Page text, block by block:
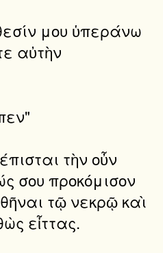
μου ὑπεράνω
αὐτὴν
τὴν οὖν
σου προκόμισον
τῷ νεκρῷ καὶ
εἶττας.